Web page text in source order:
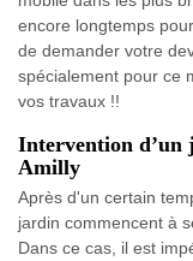
encore longtemps
de demander votre
spécialement pour ce
vos travaux !!
Intervention d’un
Amilly
Après d'un certain
jardin commencent à
Dans ce cas, il est